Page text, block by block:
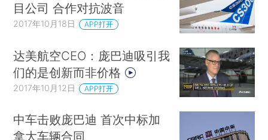
目公司 合作对抗波音
2017年10月18日 APP打开
达美航空CEO：庞巴迪吸引我
们的是创新而非价格
2017年10月12日 APP打开
中车击败庞巴迪 首次中标加
拿大车辆合同